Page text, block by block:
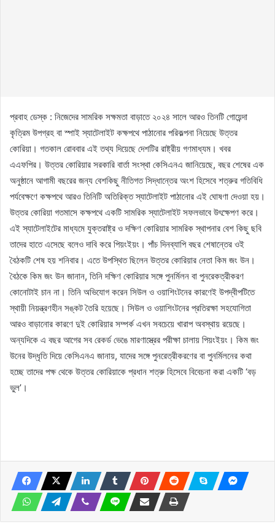
প্রবাহ ডেস্ক : নিজেদের সামরিক সক্ষমতা বাড়াতে ২০২৪ সালে আরও তিনটি গোয়েন্দা
কৃত্রিম উপগ্রহ বা স্পাই স্যাটেলাইট কক্ষপথে পাঠানোর পরিকল্পনা নিয়েছে উত্তর
কোরিয়া। গতকাল রোববার এই তথ্য দিয়েছে দেশটির রাষ্ট্রীয় গণমাধ্যম। খবর
এএফপির। উত্তর কোরিয়ার সরকারি বার্তা সংস্থা কেসিএনএ জানিয়েছে, বছর শেষের এক
অনুষ্ঠানে আগামী বছরের জন্য বেশকিছু নীতিগত সিদ্ধান্তের অংশ হিসেবে শত্রুর গতিবিধি
পর্যবেক্ষণে কক্ষপথে আরও তিনিটি অতিরিক্ত স্যাটেলাইট পাঠানোর এই ঘোষণা দেওয়া হয়।
উত্তর কোরিয়া গতমাসে কক্ষপথে একটি সামরিক স্যাটেলাইট সফলভাবে উৎক্ষেপণ করে।
এই স্যাটেলাইটের মাধ্যমে যুক্তরাষ্ট্র ও দক্ষিণ কোরিয়ার সামরিক স্থাপনার বেশ কিছু ছবি
তাদের হাতে এসেছে বলেও দাবি করে পিয়ংইয়ং। পাঁচ দিনব্যাপি বছর শেষান্তের ওই
বৈঠকটি শেষ হয় শনিবার। এতে উপস্থিত ছিলেন উত্তর কোরিয়ার নেতা কিম জং উন।
বৈঠকে কিম জং উন জানান, তিনি দক্ষিণ কোরিয়ার সঙ্গে পুনর্মিলন বা পুনরেকত্রীকরণ
কোনোটাই চান না। তিনি অভিযোগ করেন সিউল ও ওয়াশিংটনের কারণেই উপদ্বীপটিতে
স্থায়ী নিয়ন্ত্রণহীন সঙ্কট তৈরি হয়েছে। সিউল ও ওয়াশিংটনের প্রতিরক্ষা সহযোগিতা
আরও বাড়ানোর কারণে দুই কোরিয়ার সম্পর্ক এখন সবচেয়ে খারাপ অবস্থায় রয়েছে।
অন্যদিকে এ বছর আগের সব রেকর্ড ভেঙে মারণাস্ত্রের পরীক্ষা চালায় পিয়ংইয়ং। কিম জং
উনের উদ্ধৃতি দিয়ে কেসিএনএ জানায়, যাদের সঙ্গে পুনরেত্রীকরণের বা পুনর্মিলনের কথা
হচ্ছে তাদের পক্ষ থেকে উত্তর কোরিয়াকে প্রধান শত্রু হিসেবে বিবেচনা করা একটি ‘বড়
ভুল’।